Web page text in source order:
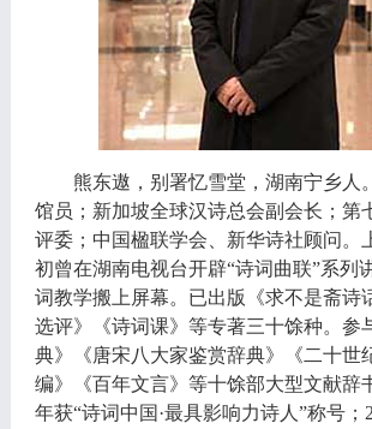
熊东遨，别署忆雪堂，湖南宁乡人
馆员；新加坡全球汉诗总会副会长；第
评委；中国楹联学会、新华诗社顾问。
初曾在湖南电视台开辟“诗词曲联”系列
词教学搬上屏幕。已出版《求不是斋诗
选评》《诗词课》等专著三十馀种。参
典》《唐宋八大家鉴赏辞典》《二十世
编》《百年文言》等十馀部大型文献辞
年获“诗词中国·最具影响力诗人”称号；